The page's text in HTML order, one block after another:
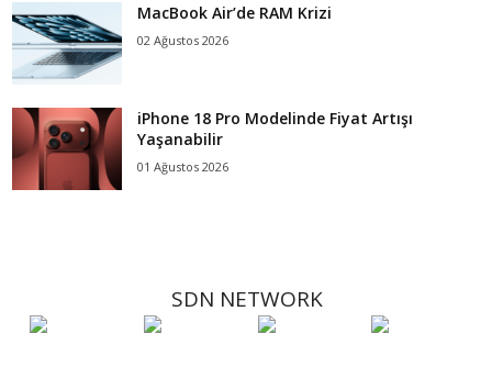
MacBook Air’de RAM Krizi
02 Ağustos 2026
iPhone 18 Pro Modelinde Fiyat Artışı
Yaşanabilir
01 Ağustos 2026
SDN NETWORK